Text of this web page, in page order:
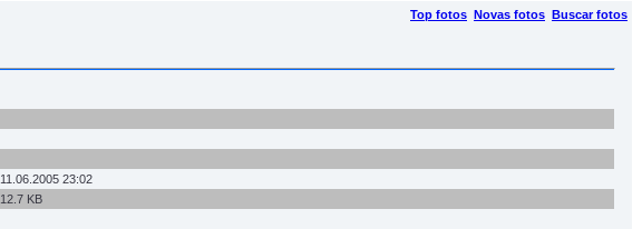
Top fotos Novas fotos Buscar fotos
11.06.2005 23:02
12.7 KB